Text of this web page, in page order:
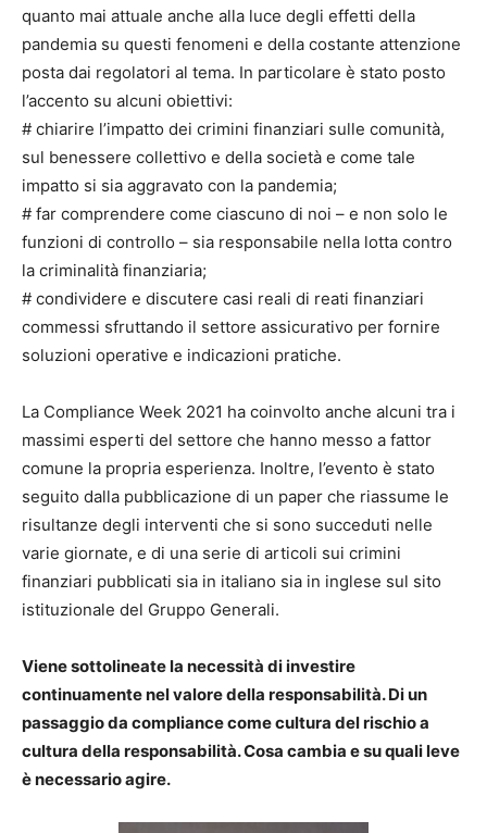
quanto mai attuale anche alla luce degli effetti della
pandemia su questi fenomeni e della costante attenzione
posta dai regolatori al tema. In particolare è stato posto
l’accento su alcuni obiettivi:
# chiarire l’impatto dei crimini finanziari sulle comunità,
sul benessere collettivo e della società e come tale
impatto si sia aggravato con la pandemia;
# far comprendere come ciascuno di noi – e non solo le
funzioni di controllo – sia responsabile nella lotta contro
la criminalità finanziaria;
# condividere e discutere casi reali di reati finanziari
commessi sfruttando il settore assicurativo per fornire
soluzioni operative e indicazioni pratiche.
La Compliance Week 2021 ha coinvolto anche alcuni tra i
massimi esperti del settore che hanno messo a fattor
comune la propria esperienza. Inoltre, l’evento è stato
seguito dalla pubblicazione di un paper che riassume le
risultanze degli interventi che si sono succeduti nelle
varie giornate, e di una serie di articoli sui crimini
finanziari pubblicati sia in italiano sia in inglese sul sito
istituzionale del Gruppo Generali.
Viene sottolineate la necessità di investire
continuamente nel valore della responsabilità. Di un
passaggio da compliance come cultura del rischio a
cultura della responsabilità. Cosa cambia e su quali leve
è necessario agire.